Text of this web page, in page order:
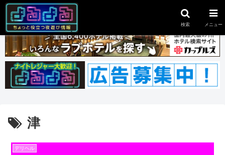
津
デリヘル
検索 メニュー